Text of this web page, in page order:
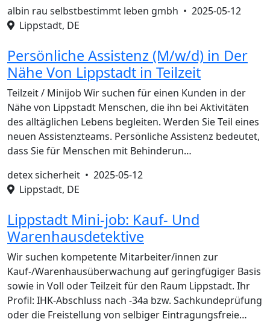
albin rau selbstbestimmt leben gmbh • 2025-05-12
Lippstadt, DE
Persönliche Assistenz (M/w/d) in Der
Nähe Von Lippstadt in Teilzeit
Teilzeit / Minijob Wir suchen für einen Kunden in der
Nähe von Lippstadt Menschen, die ihn bei Aktivitäten
des alltäglichen Lebens begleiten. Werden Sie Teil eines
neuen Assistenzteams. Persönliche Assistenz bedeutet,
dass Sie für Menschen mit Behinderun…
detex sicherheit • 2025-05-12
Lippstadt, DE
Lippstadt Mini-job: Kauf- Und
Warenhausdetektive
Wir suchen kompetente Mitarbeiter/innen zur
Kauf-/Warenhausüberwachung auf geringfügiger Basis
sowie in Voll oder Teilzeit für den Raum Lippstadt. Ihr
Profil: IHK-Abschluss nach -34a bzw. Sachkundeprüfung
oder die Freistellung von selbiger Eintragungsfreie…